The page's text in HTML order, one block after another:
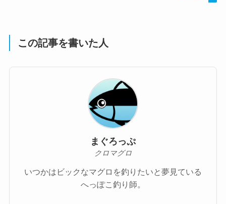
この記事を書いた人
まぐろっぷ
クロマグロ
いつかはビックなマグロを釣りたいと夢見ている
へっぽこ釣り師。